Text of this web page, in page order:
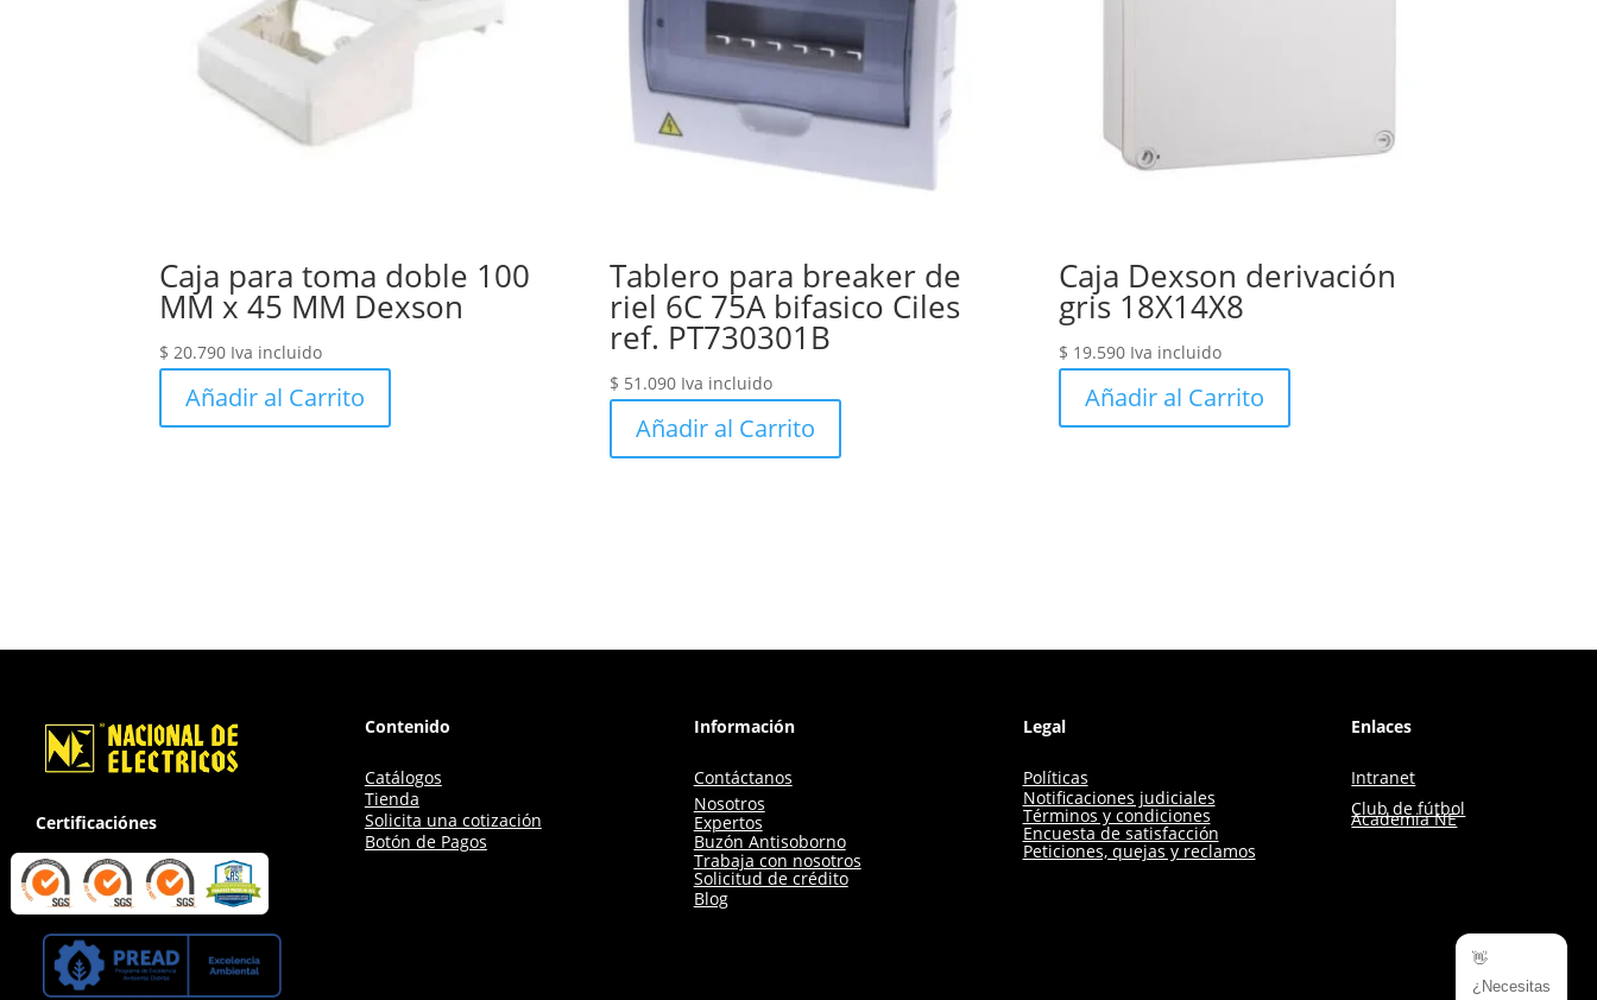
Caja para toma doble 100
MM x 45 MM Dexson
$ 20.790 Iva incluido
Añadir al Carrito
Tablero para breaker de
riel 6C 75A bifasico Ciles
ref. PT730301B
$ 51.090 Iva incluido
Añadir al Carrito
Caja Dexson derivación
gris 18X14X8
$ 19.590 Iva incluido
Añadir al Carrito
Certificaciónes
Contenido
Catálogos
Tienda
Solicita una cotización
Botón de Pagos
Información
Contáctanos
Nosotros
Expertos
Buzón Antisoborno
Trabaja con nosotros
Solicitud de crédito
Blog
Legal
Políticas
Notificaciones judiciales
Términos y condiciones
Encuesta de satisfacción
Peticiones, quejas y reclamos
Enlaces
Intranet
Club de fútbol
Academia NE
👋
¿Necesitas